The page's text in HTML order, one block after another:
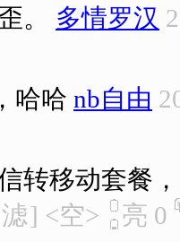
。
多情罗汉
哈哈 nb自由
转移动套餐
滤] <空> 亮 0